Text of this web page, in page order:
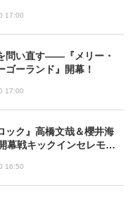
17:00
問い直す――『メリー・
ゴーランド』開幕！
17:00
ック』高橋文哉＆櫻井海
幕戦キックインセレモニ
16:50